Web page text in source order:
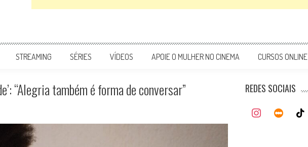
STREAMING SÉRIES VÍDEOS APOIE O MULHER NO CINEMA CURSOS ONLINE
“Alegria também é forma de conversar” REDES SOCIAIS